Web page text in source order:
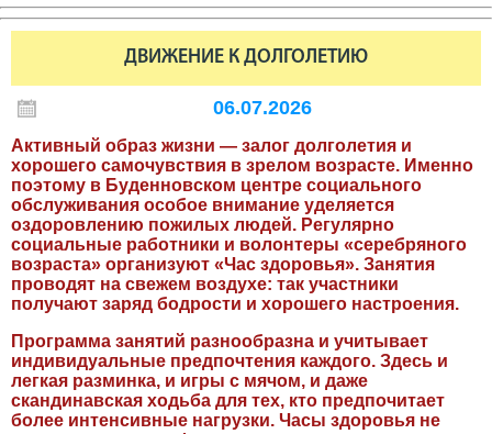
ДВИЖЕНИЕ К ДОЛГОЛЕТИЮ
06.07.2026
Активный образ жизни — залог долголетия и
хорошего самочувствия в зрелом возрасте. Именно
поэтому в Буденновском центре социального
обслуживания особое внимание уделяется
оздоровлению пожилых людей. Регулярно
социальные работники и волонтеры «серебряного
возраста» организуют «Час здоровья». Занятия
проводят на свежем воздухе: так участники
получают заряд бодрости и хорошего настроения.
Программа занятий разнообразна и учитывает
индивидуальные предпочтения каждого. Здесь и
легкая разминка, и игры с мячом, и даже
скандинавская ходьба для тех, кто предпочитает
более интенсивные нагрузки. Часы здоровья не